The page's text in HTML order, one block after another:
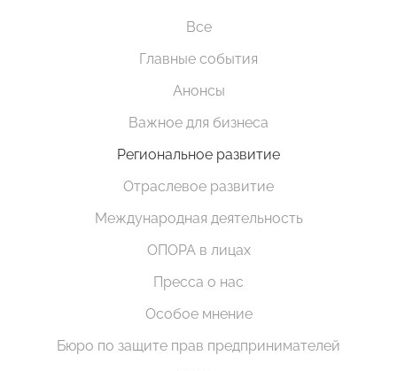
Все
Главные события
Анонсы
Важное для бизнеса
Региональное развитие
Отраслевое развитие
Международная деятельность
ОПОРА в лицах
Пресса о нас
Особое мнение
Бюро по защите прав предпринимателей